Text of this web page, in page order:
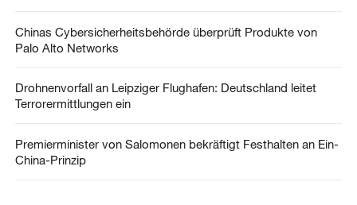
Chinas Cybersicherheitsbehörde überprüft Produkte von
Palo Alto Networks
Drohnenvorfall an Leipziger Flughafen: Deutschland leitet
Terrorermittlungen ein
Premierminister von Salomonen bekräftigt Festhalten an Ein-
China-Prinzip